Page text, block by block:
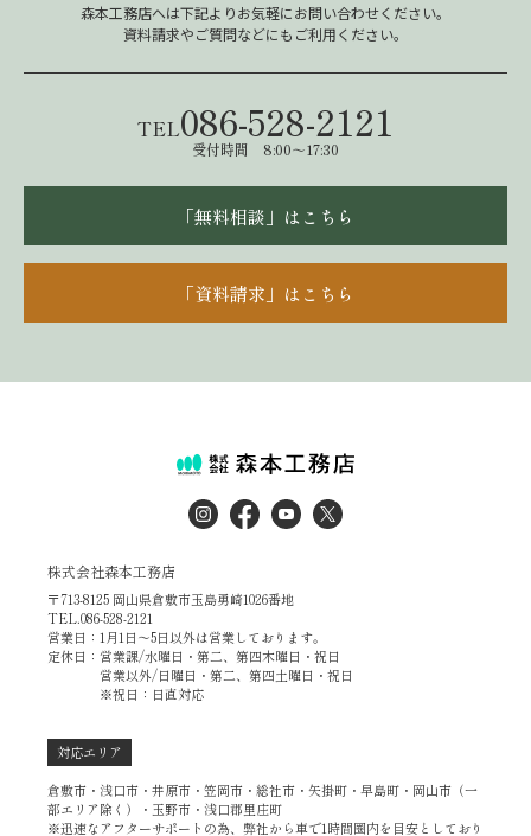
森本工務店へは下記よりお気軽にお問い合わせください。
資料請求やご質問などにもご利用ください。
TEL086-528-2121
受付時間 8:00～17:30
「無料相談」はこちら
「資料請求」はこちら
株式会社森本工務店
〒713-8125 岡山県倉敷市玉島勇崎1026番地
TEL.086-528-2121
営業日：1月1日～5日以外は営業しております。
定休日：営業課/水曜日・第二、第四木曜日・祝日
営業以外/日曜日・第二、第四土曜日・祝日
※祝日：日直対応
対応エリア
倉敷市・浅口市・井原市・笠岡市・総社市・矢掛町・早島町・岡山市（一
部エリア除く）・玉野市・浅口郡里庄町
※迅速なアフターサポートの為、弊社から車で1時間圏内を目安としており